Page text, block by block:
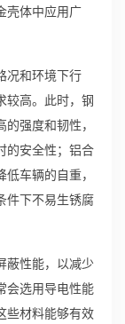
壳体中应用广
况和环境下行
较高。此时，钢
强度和韧性，
的安全性；铝合
车辆的自重，
件下不易生锈腐
蔽性能，以减少
会选用导电性能
些材料能够有效